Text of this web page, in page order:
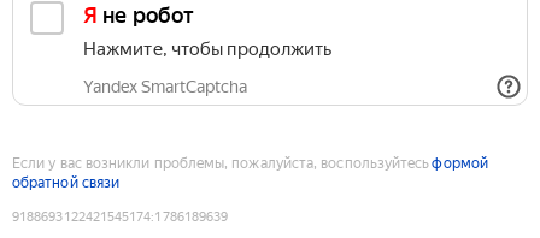
Я не робот
Нажмите, чтобы продолжить
Yandex SmartCaptcha
Если у вас возникли проблемы, пожалуйста, воспользуйтесьформой
обратной связи
9188693122421545174:1786189639